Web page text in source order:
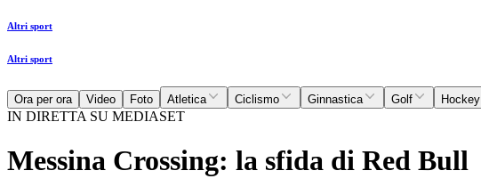
Altri sport
Altri sport
Ora per ora Video Foto Atletica Ciclismo Ginnastica Golf Hockey
IN DIRETTA SU MEDIASET
Messina Crossing: la sfida di Red Bull